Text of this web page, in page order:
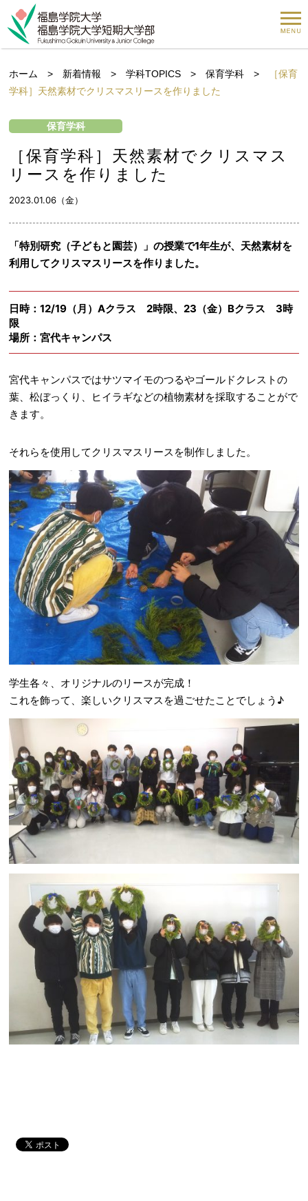
ホーム > 新着情報 >学科TOPICS >保育学科 >
［保育
学科］天然素材でクリスマスリースを作りました
保育学科
［保育学科］天然素材でクリスマス
リースを作りました
2023.01.06（金）
「特別研究（子どもと園芸）」の授業で1年生が、天然素材を
利用してクリスマスリースを作りました。
日時：12/19（月）Aクラス 2時限、23（金）Bクラス 3時
限
場所：宮代キャンパス
宮代キャンパスではサツマイモのつるやゴールドクレストの
葉、松ぼっくり、ヒイラギなどの植物素材を採取することがで
きます。
それらを使用してクリスマスリースを制作しました。
学生各々、オリジナルのリースが完成！
これを飾って、楽しいクリスマスを過ごせたことでしょう♪